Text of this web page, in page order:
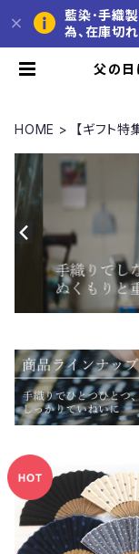
藍染･手織
為、在庫切
父の日
HOME 【ギフト特